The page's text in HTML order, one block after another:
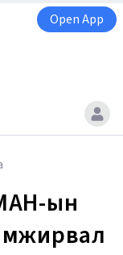
Open App
ын